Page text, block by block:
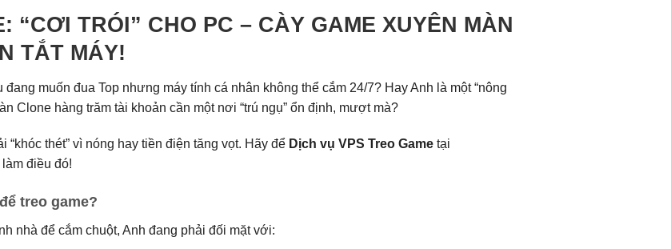
“CƠI TRÓI” CHO PC – CÀY GAME XUYÊN MÀN
TẮT MÁY!
muốn đua Top nhưng máy tính cá nhân không thể cắm 24/7? Hay Anh là một “nông
Clone hàng trăm tài khoản cần một nơi “trú ngụ” ổn định, mượt mà?
thét” vì nóng hay tiền điện tăng vọt. Hãy để Dịch vụ VPS Treo Game tại
điều đó!
treo game?
nhà để cắm chuột, Anh đang phải đối mặt với: